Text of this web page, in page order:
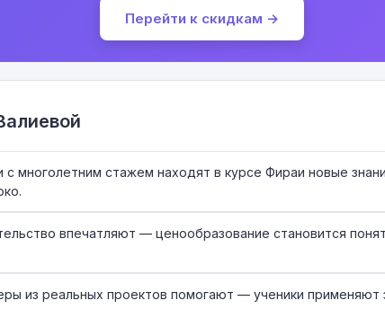
Перейти к скидкам →
многолетним стажем находят в курсе Фираи новые
впечатляют — ценообразование становится
из реальных проектов помогают — ученики применяют